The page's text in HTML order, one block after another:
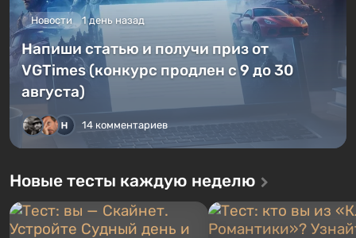
Новости 1 день назад
Напиши статью и получи приз от
VGTimes (конкурс продлен с 9 до 30
августа)
14 комментариев
Новые тесты каждую неделю